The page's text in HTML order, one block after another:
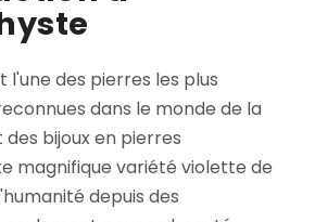
l'une des pierres les plus
dans le monde de la
bijoux en pierres
magnifique variété violette de
depuis des